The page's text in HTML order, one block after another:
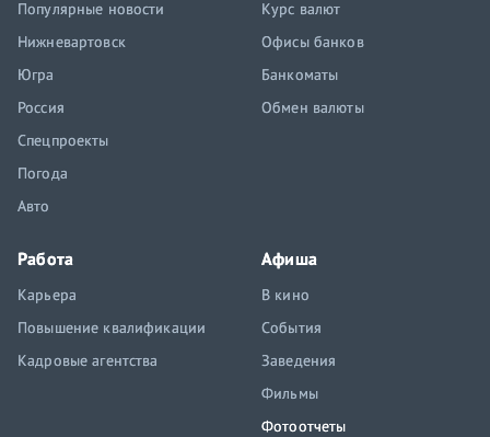
Популярные новости
Нижневартовск
Югра
Россия
Спецпроекты
Погода
Авто
Курс валют
Офисы банков
Банкоматы
Обмен валюты
Работа
Карьера
Повышение квалификации
Кадровые агентства
Афиша
В кино
События
Заведения
Фильмы
Фотоотчеты